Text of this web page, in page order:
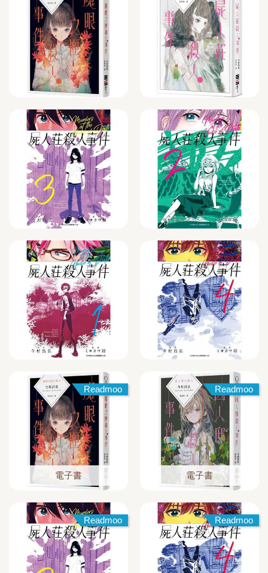
Readmoo
電子書
Readmoo
電子書
Readmoo Readmoo